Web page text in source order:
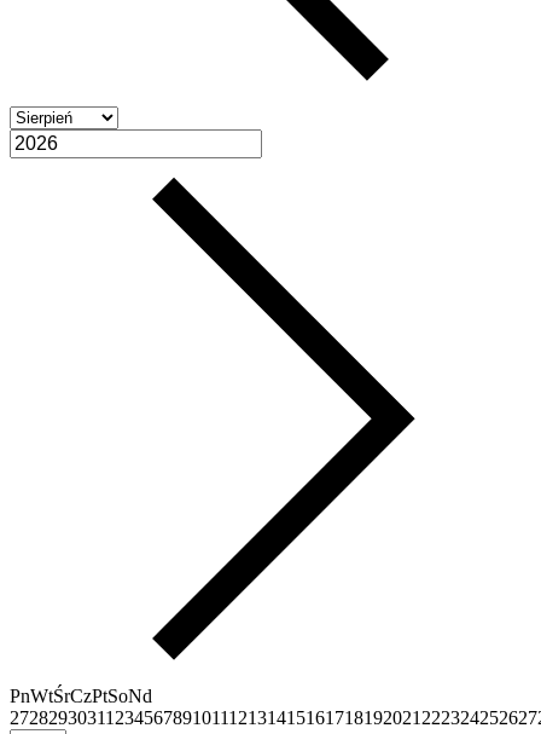
PnWtŚrCzPtSoNd
27282930311 23456789101112131415161718192021 222324252627